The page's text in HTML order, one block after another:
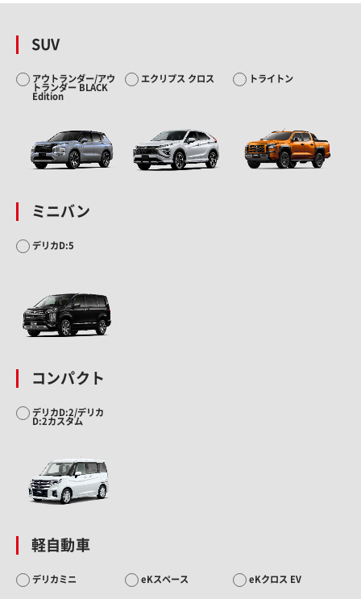
SUV
アウトランダー/アウ
トランダー BLACK
Edition
エクリプス クロス トライトン
ミニバン
デリカD:5
コンパクト
デリカD:2/デリカ
D:2カスタム
軽自動車
デリカミニ eKスペース eKクロス EV